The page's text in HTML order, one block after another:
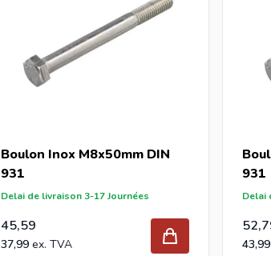
Boulon Inox M8x50mm DIN
931
Delai de livraison 3-17 Journées
45,59
37,99
931
Delai
43,99